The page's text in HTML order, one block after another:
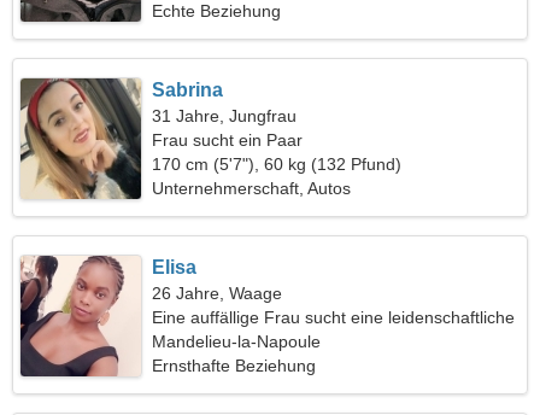
Echte Beziehung
Sabrina
31 Jahre, Jungfrau
Frau sucht ein Paar
170 cm (5'7"), 60 kg (132 Pfund)
Unternehmerschaft, Autos
Elisa
26 Jahre, Waage
Eine auffällige Frau sucht eine leidenschaftliche
Beziehung
Mandelieu-la-Napoule
Ernsthafte Beziehung